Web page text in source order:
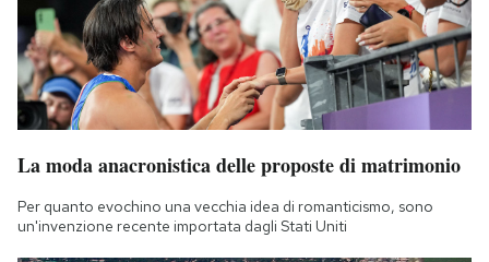
La moda anacronistica delle proposte di matrimonio
Per quanto evochino una vecchia idea di romanticismo, sono
un'invenzione recente importata dagli Stati Uniti